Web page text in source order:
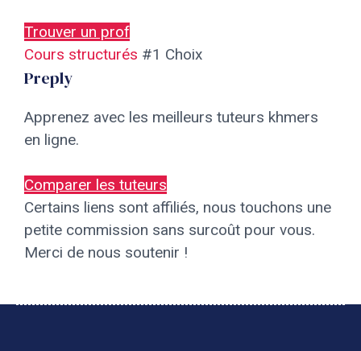
Trouver un prof
Cours structurés #1 Choix
Preply
Apprenez avec les meilleurs tuteurs khmers
en ligne.
Comparer les tuteurs
Certains liens sont affiliés, nous touchons une
petite commission sans surcoût pour vous.
Merci de nous soutenir !